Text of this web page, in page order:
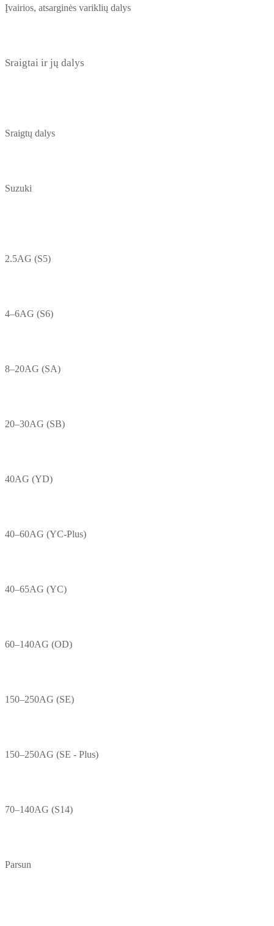
Įvairios, atsarginės variklių dalys
Sraigtai ir jų dalys
Sraigtų dalys
Suzuki
2.5AG (S5)
4–6AG (S6)
8–20AG (SA)
20–30AG (SB)
40AG (YD)
40–60AG (YC-Plus)
40–65AG (YC)
60–140AG (OD)
150–250AG (SE)
150–250AG (SE - Plus)
70–140AG (S14)
Parsun